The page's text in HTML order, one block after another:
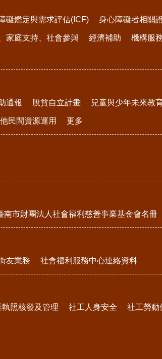
礙鑑定與需求評估(ICF) 身心障礙者相關
家庭支持、社會參與 經濟補助 機構服
通報 脫貧自立計畫 兒童與少年未來教
民間資源運用 更多
南市財團法人社會福利慈善事業基金會名冊
友業務 社會福利服務中心連絡資料
照核發及管理 社工人身安全 社工勞動